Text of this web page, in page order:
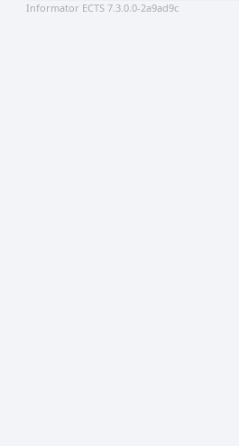
Informator ECTS 7.3.0.0-2a9ad9c